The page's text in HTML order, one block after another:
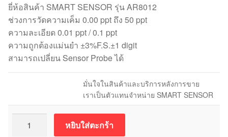
ยี่ห้อสินค้า SMART SENSOR รุ่น AR8012
ช่วงการวัดความเค็ม 0.00 ppt ถึง 50 ppt
ความละเอียด 0.01 ppt / 0.1 ppt
ความถูกต้องแม่นยำ ±3%F.S.±1 digit
สามารถเปลี่ยน Sensor Probe ได้
มั่นใจในสินค้าและบริการหลังการขาย
เราเป็นตัวแทนจำหน่าย SMART SENSOR
SMART
หยิบใส่ตะกร้า